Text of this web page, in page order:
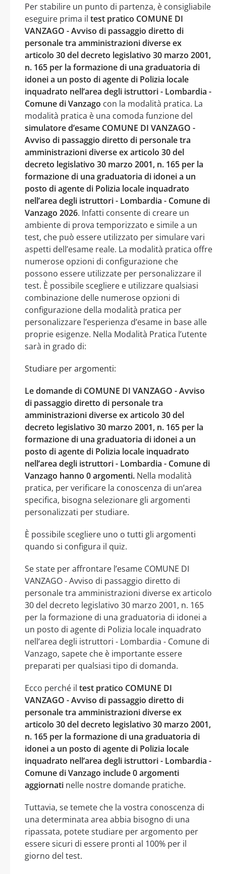
Per stabilire un punto di partenza, è consigliabile
eseguire prima il test pratico COMUNE DI
VANZAGO - Avviso di passaggio diretto di
personale tra amministrazioni diverse ex
articolo 30 del decreto legislativo 30 marzo 2001,
n. 165 per la formazione di una graduatoria di
idonei a un posto di agente di Polizia locale
inquadrato nell’area degli istruttori - Lombardia -
Comune di Vanzago con la modalità pratica. La
modalità pratica è una comoda funzione del
simulatore d’esame COMUNE DI VANZAGO -
Avviso di passaggio diretto di personale tra
amministrazioni diverse ex articolo 30 del
decreto legislativo 30 marzo 2001, n. 165 per la
formazione di una graduatoria di idonei a un
posto di agente di Polizia locale inquadrato
nell’area degli istruttori - Lombardia - Comune di
Vanzago 2026. Infatti consente di creare un
ambiente di prova temporizzato e simile a un
test, che può essere utilizzato per simulare vari
aspetti dell’esame reale. La modalità pratica offre
numerose opzioni di configurazione che
possono essere utilizzate per personalizzare il
test. È possibile scegliere e utilizzare qualsiasi
combinazione delle numerose opzioni di
configurazione della modalità pratica per
personalizzare l’esperienza d’esame in base alle
proprie esigenze. Nella Modalità Pratica l’utente
sarà in grado di:
Studiare per argomenti:
Le domande di COMUNE DI VANZAGO - Avviso
di passaggio diretto di personale tra
amministrazioni diverse ex articolo 30 del
decreto legislativo 30 marzo 2001, n. 165 per la
formazione di una graduatoria di idonei a un
posto di agente di Polizia locale inquadrato
nell’area degli istruttori - Lombardia - Comune di
Vanzago hanno 0 argomenti. Nella modalità
pratica, per verificare la conoscenza di un’area
specifica, bisogna selezionare gli argomenti
personalizzati per studiare.
È possibile scegliere uno o tutti gli argomenti
quando si configura il quiz.
Se state per affrontare l’esame COMUNE DI
VANZAGO - Avviso di passaggio diretto di
personale tra amministrazioni diverse ex articolo
30 del decreto legislativo 30 marzo 2001, n. 165
per la formazione di una graduatoria di idonei a
un posto di agente di Polizia locale inquadrato
nell’area degli istruttori - Lombardia - Comune di
Vanzago, sapete che è importante essere
preparati per qualsiasi tipo di domanda.
Ecco perché il test pratico COMUNE DI
VANZAGO - Avviso di passaggio diretto di
personale tra amministrazioni diverse ex
articolo 30 del decreto legislativo 30 marzo 2001,
n. 165 per la formazione di una graduatoria di
idonei a un posto di agente di Polizia locale
inquadrato nell’area degli istruttori - Lombardia -
Comune di Vanzago include 0 argomenti
aggiornati nelle nostre domande pratiche.
Tuttavia, se temete che la vostra conoscenza di
una determinata area abbia bisogno di una
ripassata, potete studiare per argomento per
essere sicuri di essere pronti al 100% per il
giorno del test.